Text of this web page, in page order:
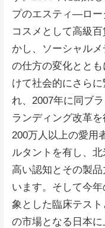
プのエスティ―ロー
コスメとして高級
かし、ソーシャル
の仕方の変化とと
けて社会的にさら
れ、2007年に同ブ
ランディング改革
200万人以上の愛用
ルタントを有し、
高い認知とその製
います。そして今
象とした臨床テス
の市場となる日本